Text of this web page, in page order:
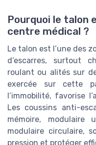
Pourquoi le talon
centre médical ?
Le talon est l’une des
d’escarres, surtout
roulant ou alités sur
exercée sur cette
l’immobilité, favorise
Les coussins anti-
mémoire, modulaire
modulaire circulaire,
pression et protéger